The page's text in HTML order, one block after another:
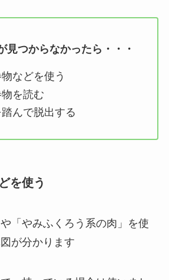
見つからなかったら・・・
などを使う
を読む
んで脱出する
を使う
や「やみふくろう系の肉」を使
が分かります